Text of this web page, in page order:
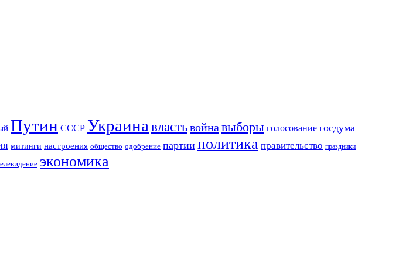
Путин СССР Украина властьвойна выборы голосование госдума
митинги настроения общество одобрение партии политика правительство праздники
экономика